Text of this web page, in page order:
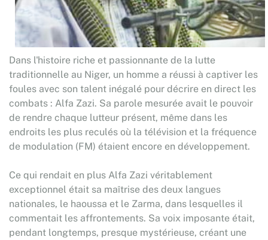
Dans l'histoire riche et passionnante de la lutte
traditionnelle au Niger, un homme a réussi à captiver les
foules avec son talent inégalé pour décrire en direct les
combats : Alfa Zazi. Sa parole mesurée avait le pouvoir
de rendre chaque lutteur présent, même dans les
endroits les plus reculés où la télévision et la fréquence
de modulation (FM) étaient encore en développement.
Ce qui rendait en plus Alfa Zazi véritablement
exceptionnel était sa maîtrise des deux langues
nationales, le haoussa et le Zarma, dans lesquelles il
commentait les affrontements. Sa voix imposante était,
pendant longtemps, presque mystérieuse, créant une